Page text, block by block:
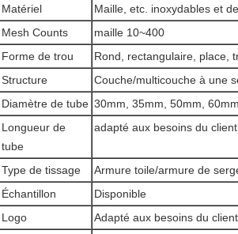
Matériel
Maille, etc. inoxydables et
Mesh Counts
maille 10~400
Forme de trou
Rond, rectangulaire, place,
Structure
Couche/multicouche à une
Diamètre de tube 30mm, 35mm, 50mm,
Longueur de
tube
adapté aux besoins du client
Type de tissage
Armure toile/armure de
Échantillon
Disponible
Logo
Adapté aux besoins du